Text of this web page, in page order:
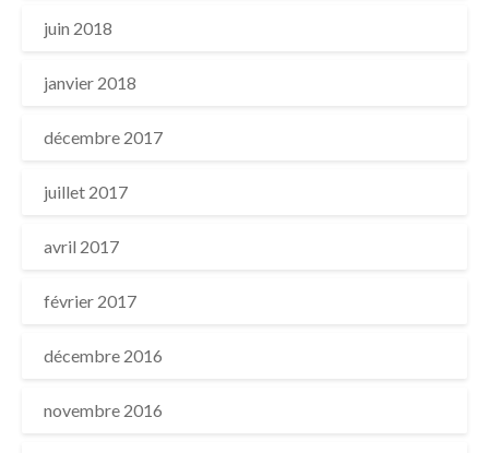
juin 2018
janvier 2018
décembre 2017
juillet 2017
avril 2017
février 2017
décembre 2016
novembre 2016